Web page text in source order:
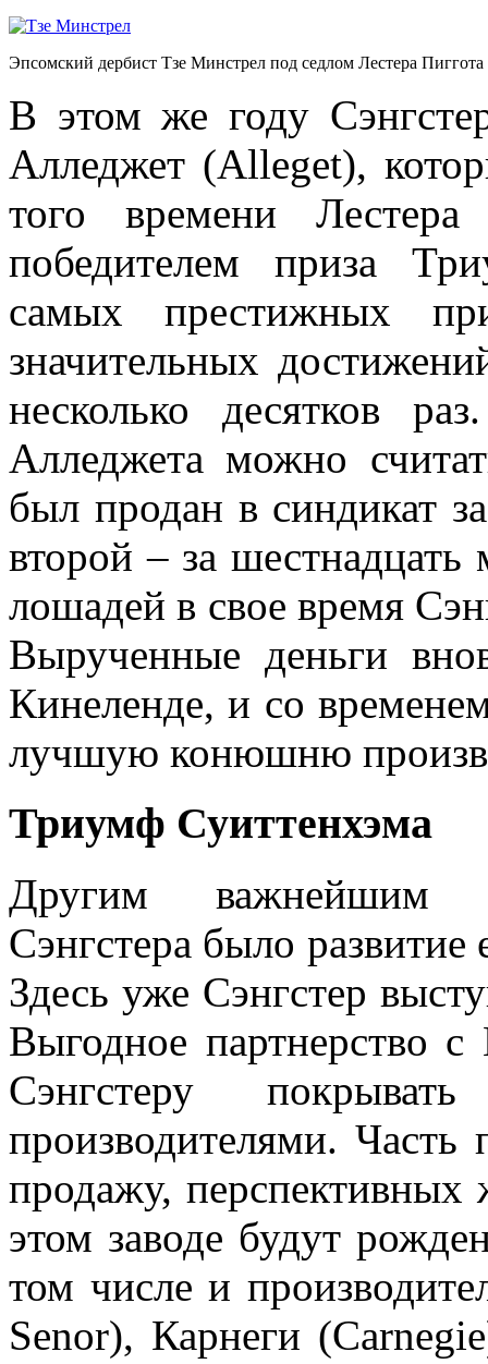
Эпсомский дербист Тзе Минстрел под седлом Лестера Пиггота
В этом же году
Алледжет (Alleget),
того времени Лестера
победителем приза
самых престижных
значительных
несколько десятков
Алледжета можно
был продан в синдикат
второй – за
лошадей в свое время
Вырученные деньги
Кинеленде, и со
лучшую конюшню
Триумф Суиттенхэма
Другим важнейшим
Сэнгстера было развитие
Здесь уже Сэнгстер
Выгодное партнерство
Сэнгстеру
производителями. Часть
продажу, перспективных
этом заводе будут
том числе и
Senor), Карнеги